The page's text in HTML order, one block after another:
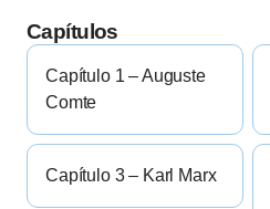
Capítulos
Capítulo 1 – Auguste
Comte
Capítulo 3 – Karl Marx